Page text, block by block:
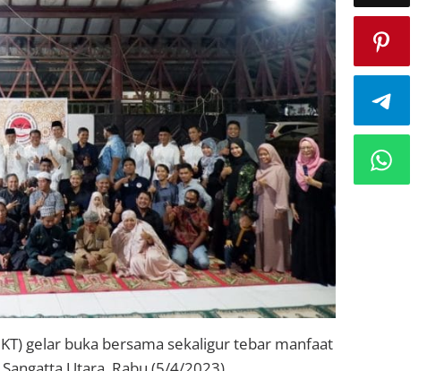
gelar buka bersama sekaligur tebar manfaat